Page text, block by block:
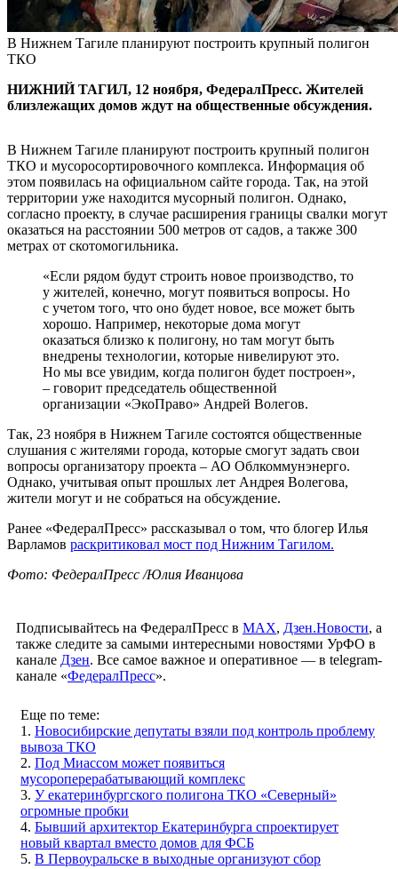
В Нижнем Тагиле планируют построить крупный полигон
ТКО
НИЖНИЙ ТАГИЛ, 12 ноября, ФедералПресс. Жителей
близлежащих домов ждут на общественные обсуждения.
В Нижнем Тагиле планируют построить крупный полигон
ТКО и мусоросортировочного комплекса. Информация об
этом появилась на официальном сайте города. Так, на этой
территории уже находится мусорный полигон. Однако,
согласно проекту, в случае расширения границы свалки могут
оказаться на расстоянии 500 метров от садов, а также 300
метрах от скотомогильника.
«Если рядом будут строить новое производство, то
у жителей, конечно, могут появиться вопросы. Но
с учетом того, что оно будет новое, все может быть
хорошо. Например, некоторые дома могут
оказаться близко к полигону, но там могут быть
внедрены технологии, которые нивелируют это.
Но мы все увидим, когда полигон будет построен»,
– говорит председатель общественной
организации «ЭкоПраво» Андрей Волегов.
Так, 23 ноября в Нижнем Тагиле состоятся общественные
слушания с жителями города, которые смогут задать свои
вопросы организатору проекта – АО Облкоммунэнерго.
Однако, учитывая опыт прошлых лет Андрея Волегова,
жители могут и не собраться на обсуждение.
Ранее «ФедералПресс» рассказывал о том, что блогер Илья
Варламов раскритиковал мост под Нижним Тагилом.
Фото: ФедералПресс /Юлия Иванцова
Подписывайтесь на ФедералПресс в МАХ, Дзен.Новости, а
также следите за самыми интересными новостями УрФО в
канале Дзен. Все самое важное и оперативное — в telegram-
канале «ФедералПресс».
Еще по теме:
1. Новосибирские депутаты взяли под контроль проблему
вывоза ТКО
2. Под Миассом может появиться
мусороперерабатывающий комплекс
3. У екатеринбургского полигона ТКО «Северный»
огромные пробки
4. Бывший архитектор Екатеринбурга спроектирует
новый квартал вместо домов для ФСБ
5. В Первоуральске в выходные организуют сбор